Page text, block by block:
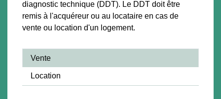
diagnostic technique (DDT). Le DDT doit être
remis à l'acquéreur ou au locataire en cas de
vente ou location d'un logement.
Vente
Location